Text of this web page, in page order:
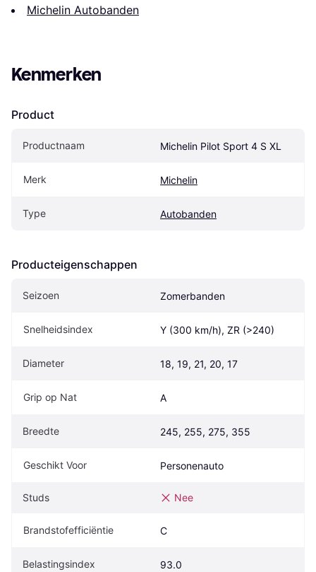
Michelin Autobanden
Kenmerken
Product
Productnaam Michelin Pilot Sport 4 S XL
Merk Michelin
Type Autobanden
Producteigenschappen
Seizoen Zomerbanden
Snelheidsindex Y (300 km/h), ZR (>240)
Diameter 18, 19, 21, 20, 17
Grip op Nat A
Breedte 245, 255, 275, 355
Geschikt Voor Personenauto
Studs Nee
Brandstofefficiëntie C
Belastingsindex 93.0